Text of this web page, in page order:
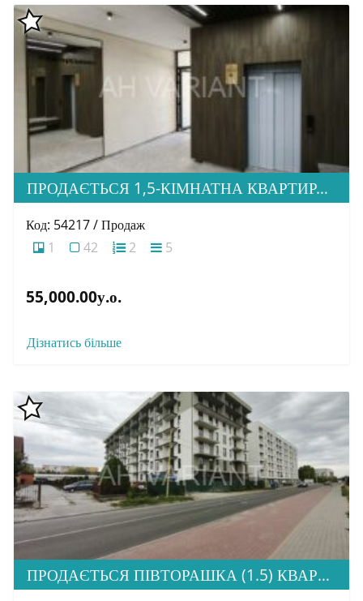
ПРОДАЄТЬСЯ 1,5-КІМНАТНА КВАРТИРА В НОВОБУДОВІ ЖК «ЗАГОРСЬКА»
Код: 54217 / Продаж
1
42 2 5
55,000.00у.о.
Дізнатись більше
ПРОДАЄТЬСЯ ПІВТОРАШКА (1.5) КВАРТИРА З ІДЕАЛЬНОЮ ЛОКАЦІЄЮ, ЖК HOME